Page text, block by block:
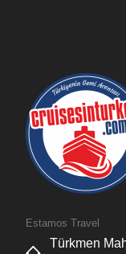
Estamos Travel
Türkmen